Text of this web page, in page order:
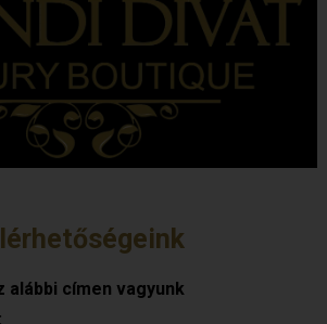
alábbi címen vagyunk